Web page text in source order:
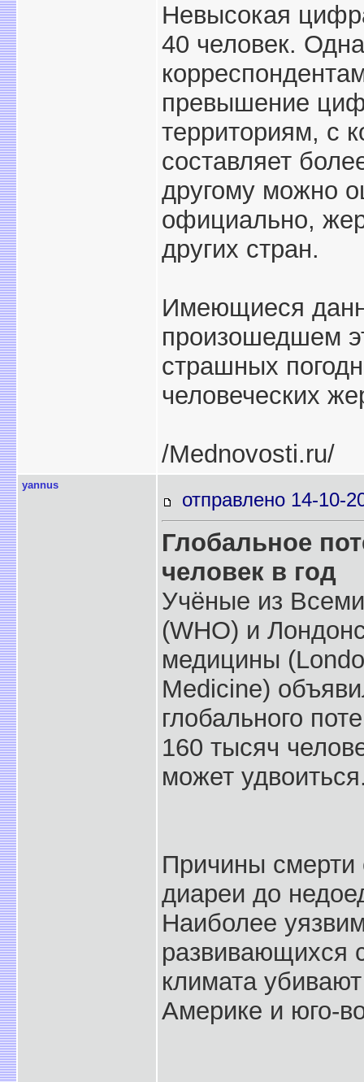
Невысокая
40 человек.
превышение
территориям, с
составляет
другому можно
официально,
других стран.
Имеющиеся
произошедшем
страшных
человеческих
/Mednovosti.ru/
yannus
отправлено 14-10-
Глобальное
человек в год
Учёные из
(WHO) и
медицины
Medicine)
глобального
160 тысяч
может
Причины
диареи до
Наиболее
развивающихся
климата
Америке и юго-